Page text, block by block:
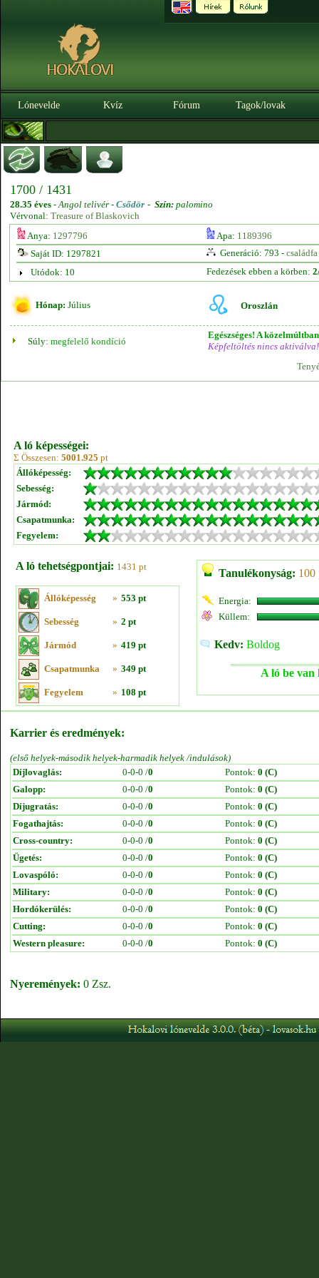
Lónevelde Kvíz Fórum Tagok/lovak
1700 / 1431
28.35 éves -Angol telivér - Csődör - Szín: palomino
Vérvonal: Treasure of Blaskovich
Anya: 1297796 Apa: 1189396
Saját ID: 1297821
Generáció: 793 - családfa
Utódok: 10
Fedezések ebben a körben:
Hónap: Július Oroszlán
Súly: megfelelő kondíció
Egészséges! A
Képfeltöltés nincs aktiválva!
A ló képességei:
Σ Összesen: 5001.925 pt
Állóképesség:
Sebesség:
Jármód:
Csapatmunka:
Fegyelem:
A ló tehetségpontjai: 1431 pt
Állóképesség » 553 pt
Sebesség » 2 pt
Jármód » 419 pt
Csapatmunka » 349 pt
Fegyelem » 108 pt
Tanulékonyság: 100
Energia:
Küllem:
Kedv: Boldog
A ló be van
Karrier és eredmények:
(első helyek-második helyek-harmadik helyek /indulások)
Díjlovaglás:
0-0-0 /0 Pontok: 0 (C)
Galopp:
0-0-0 /0 Pontok: 0 (C)
Díjugratás:
0-0-0 /0 Pontok: 0 (C)
Fogathajtás:
0-0-0 /0 Pontok: 0 (C)
Cross-country:
0-0-0 /0 Pontok: 0 (C)
Ügetés:
0-0-0 /0 Pontok: 0 (C)
Lovaspóló:
0-0-0 /0 Pontok: 0 (C)
Military:
0-0-0 /0 Pontok: 0 (C)
Hordókerülés:
0-0-0 /0 Pontok: 0 (C)
Cutting:
0-0-0 /0 Pontok: 0 (C)
Western pleasure:
0-0-0 /0 Pontok: 0 (C)
Nyeremények: 0 Zsz.